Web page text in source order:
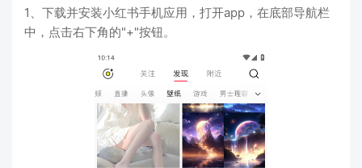
1、下载并安装小红书手机应用，打开app，在底部导航栏
中，点击右下角的"+"按钮。